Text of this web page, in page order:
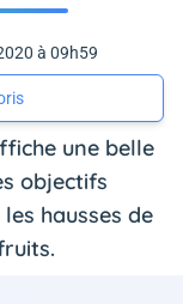
à 09h59
une belle
objectifs
hausses de